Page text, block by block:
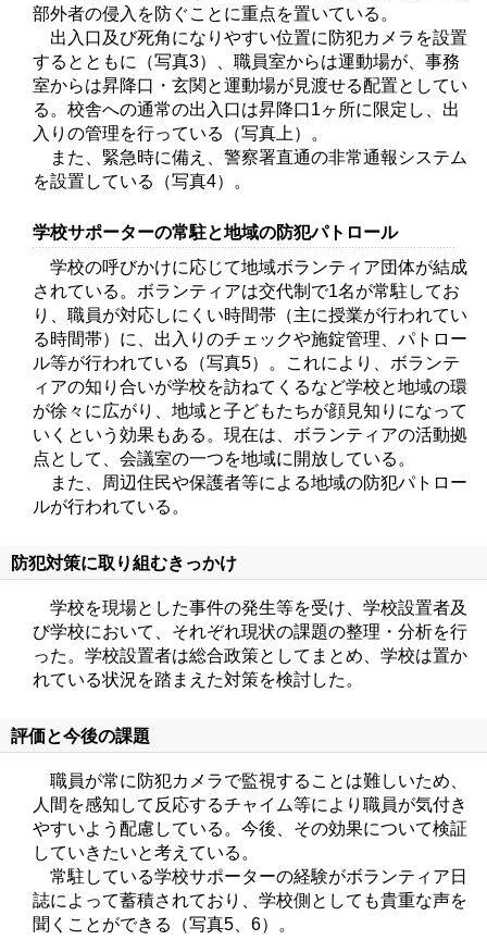
部外者の侵入を防ぐことに重点を置いている。
出入口及び死角になりやすい位置に防犯カメラを設置
するとともに（写真3）、職員室からは運動場が、事務
室からは昇降口・玄関と運動場が見渡せる配置としてい
る。校舎への通常の出入口は昇降口1ヶ所に限定し、出
入りの管理を行っている（写真上）。
また、緊急時に備え、警察署直通の非常通報システム
を設置している（写真4）。
学校サポーターの常駐と地域の防犯パトロール
学校の呼びかけに応じて地域ボランティア団体が結成
されている。ボランティアは交代制で1名が常駐してお
り、職員が対応しにくい時間帯（主に授業が行われてい
る時間帯）に、出入りのチェックや施錠管理、パトロー
ル等が行われている（写真5）。これにより、ボランテ
ィアの知り合いが学校を訪ねてくるなど学校と地域の環
が徐々に広がり、地域と子どもたちが顔見知りになって
いくという効果もある。現在は、ボランティアの活動拠
点として、会議室の一つを地域に開放している。
また、周辺住民や保護者等による地域の防犯パトロー
ルが行われている。
防犯対策に取り組むきっかけ
学校を現場とした事件の発生等を受け、学校設置者及
び学校において、それぞれ現状の課題の整理・分析を行
った。学校設置者は総合政策としてまとめ、学校は置か
れている状況を踏まえた対策を検討した。
評価と今後の課題
職員が常に防犯カメラで監視することは難しいため、
人間を感知して反応するチャイム等により職員が気付き
やすいよう配慮している。今後、その効果について検証
していきたいと考えている。
常駐している学校サポーターの経験がボランティア日
誌によって蓄積されており、学校側としても貴重な声を
聞くことができる（写真5、6）。